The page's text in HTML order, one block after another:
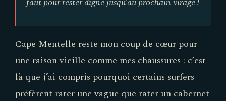
Cape Mentelle reste mon coup de cœur pour
une raison vieille comme mes chaussures : c’est
là que j’ai compris pourquoi certains surfers
préfèrent rater une vague que rater un cabernet